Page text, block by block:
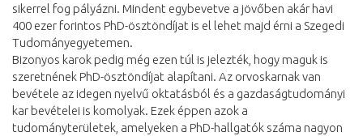
sikerrel fog pályázni. Mindent egybevetve a jövőben akár havi
400 ezer forintos PhD-ösztöndíjat is el lehet majd érni a Szegedi
Tudományegyetemen.
Bizonyos karok pedig még ezen túl is jelezték, hogy maguk is
szeretnének PhD-ösztöndíjat alapítani. Az orvoskarnak van
bevétele az idegen nyelvű oktatásból és a gazdaságtudományi
kar bevételei is komolyak. Ezek éppen azok a
tudományterületek, amelyeken a PhD-hallgatók száma nagyon